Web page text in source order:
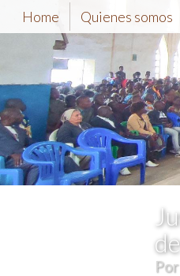
Home Quienes somos